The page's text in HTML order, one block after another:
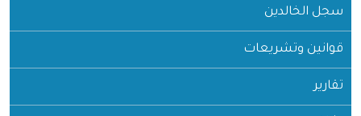
سجل الخالدين
قوانين وتشريعات
تقارير